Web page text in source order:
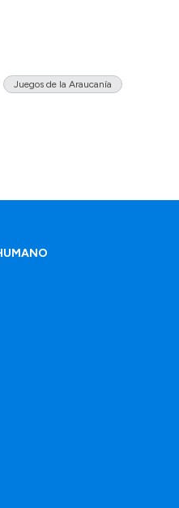
Juegos de la Araucanía